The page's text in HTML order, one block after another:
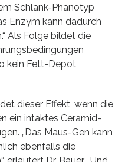
Schlank-Phänotyp
Enzym kann dadurch
Als Folge bildet die
kein Fett-Depot
dieser Effekt, wenn die
ein intaktes Ceramid-
„Das Maus-Gen kann
ebenfalls die